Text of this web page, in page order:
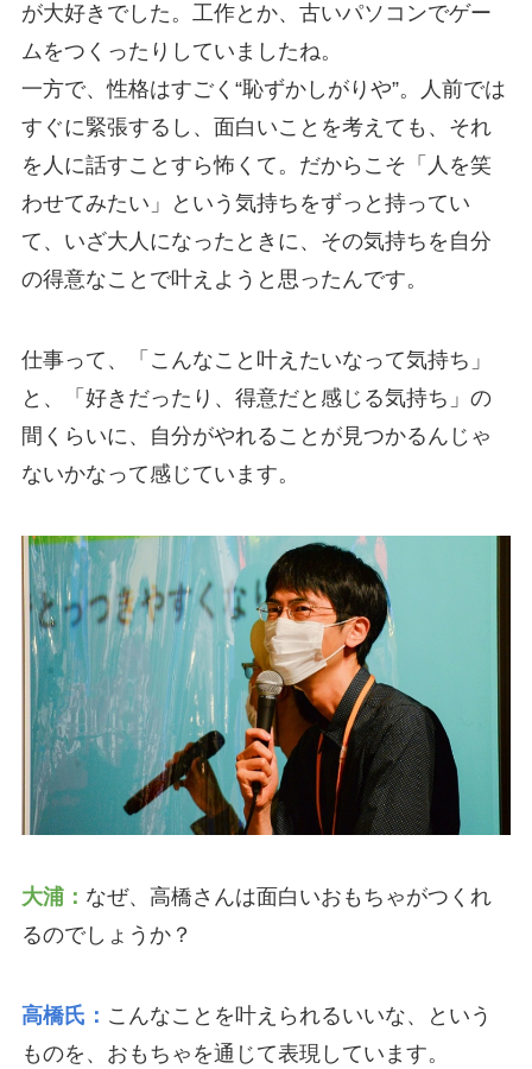
が大好きでした。工作とか、古いパソコンでゲー
ムをつくったりしていましたね。
一方で、性格はすごく“恥ずかしがりや”。人前では
すぐに緊張するし、面白いことを考えても、それ
を人に話すことすら怖くて。だからこそ「人を笑
わせてみたい」という気持ちをずっと持ってい
て、いざ大人になったときに、その気持ちを自分
の得意なことで叶えようと思ったんです。
仕事って、「こんなこと叶えたいなって気持ち」
と、「好きだったり、得意だと感じる気持ち」の
間くらいに、自分がやれることが見つかるんじゃ
ないかなって感じています。
大浦： なぜ、高橋さんは面白いおもちゃがつくれ
るのでしょうか？
高橋氏： こんなことを叶えられるいいな、という
ものを、おもちゃを通じて表現しています。